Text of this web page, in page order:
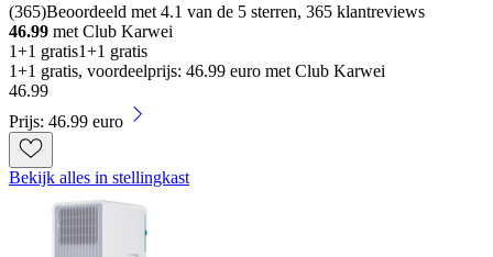
(365)Beoordeeld met 4.1 van de 5 sterren, 365 klantreviews
46.99 met Club Karwei
1+1 gratis1+1 gratis
1+1 gratis, voordeelprijs: 46.99 euro met Club Karwei
46.99
Prijs: 46.99 euro
Bekijk alles in stellingkast